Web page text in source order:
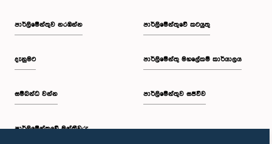
පාර්ලි‌මේන්තුව නරඹන්න
දැනුමට
සම්බන්ධ වන්න
පාර්ලි‌මේන්තුවේ මන්ත්‍රීවරු
පාර්ලිමේන්තුවේ කටයුතු
පාර්ලිමේන්තු මහලේකම් කාර්යාලය
පාර්ලිමේන්තුව සජීවීව